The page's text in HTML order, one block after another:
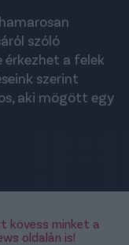
szóló
érkezhet a felek
szerint
aki mögött egy
kövess minket a
oldalán is!